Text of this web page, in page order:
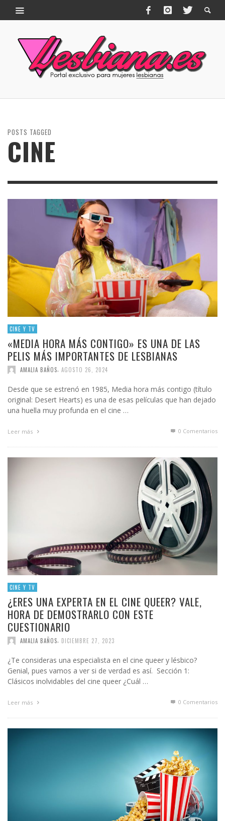
POSTS TAGGED
CINE
CINE Y TV
«MEDIA HORA MÁS CONTIGO» ES UNA DE LAS
PELIS MÁS IMPORTANTES DE LESBIANAS
AMALIA BAÑOS AGOSTO 26, 2024
Desde que se estrenó en 1985, Media hora más contigo (título
original: Desert Hearts) es una de esas películas que han dejado
una huella muy profunda en el cine …
Leer más 0 Comentarios
CINE Y TV
¿ERES UNA EXPERTA EN EL CINE QUEER? VALE,
HORA DE DEMOSTRARLO CON ESTE
CUESTIONARIO
AMALIA BAÑOS DICIEMBRE 27, 2023
¿Te consideras una especialista en el cine queer y lésbico?
Genial, pues vamos a ver si de verdad es así. Sección 1:
Clásicos inolvidables del cine queer ¿Cuál …
Leer más 0 Comentarios